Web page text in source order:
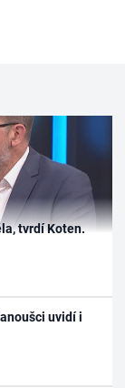
tvrdí Koten.
uvidí i